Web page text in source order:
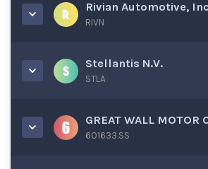
Rivian Automotive,
RIVN
Stellantis N.V.
STLA
GREAT WALL MOTOR
601633.SS